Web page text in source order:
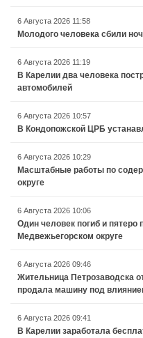
6 Августа 2026 11:58
Молодого человека сбили
6 Августа 2026 11:19
В Карелии два человека
автомобилей
6 Августа 2026 10:57
В Кондопожской ЦРБ
6 Августа 2026 10:29
Масштабные работы по
округе
6 Августа 2026 10:06
Один человек погиб и пятеро
Медвежьегорском округе
6 Августа 2026 09:46
Жительница Петрозаводска
продала машину под
6 Августа 2026 09:41
В Карелии заработала